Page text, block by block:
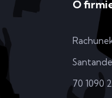
O
70 1090